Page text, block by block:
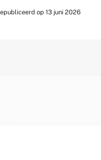
op 13 juni 2026